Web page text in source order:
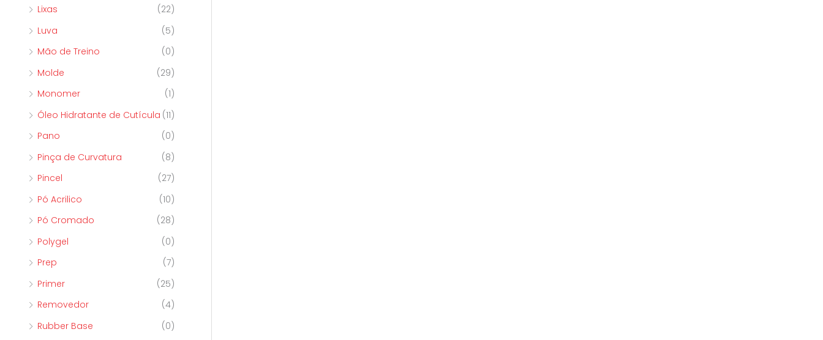
Lixas
(22)
Luva
(5)
Mão de Treino
(0)
Molde
(29)
Monomer
(1)
Óleo Hidratante de Cutícula (11)
Pano
(0)
Pinça de Curvatura
(8)
Pincel
(27)
Pó Acrilico
(10)
Pó Cromado
(28)
Polygel
(0)
Prep
(7)
Primer
(25)
Removedor
(4)
Rubber Base
(0)